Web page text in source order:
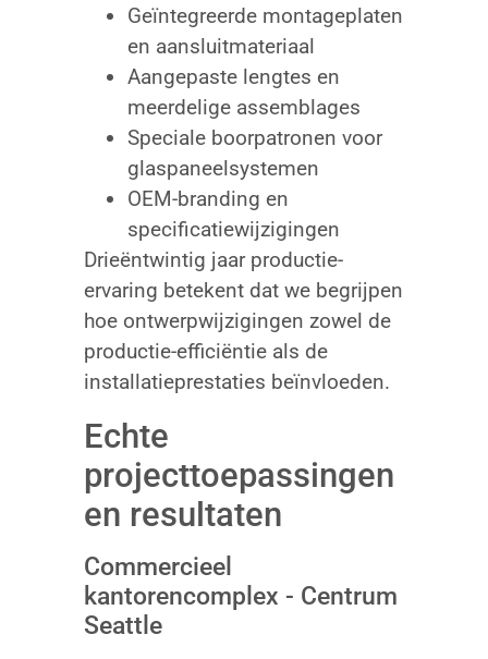
Geïntegreerde montageplaten
en aansluitmateriaal
Aangepaste lengtes en
meerdelige assemblages
Speciale boorpatronen voor
glaspaneelsystemen
OEM-branding en
specificatiewijzigingen
Drieëntwintig jaar productie-
ervaring betekent dat we begrijpen
hoe ontwerpwijzigingen zowel de
productie-efficiëntie als de
installatieprestaties beïnvloeden.
Echte
projecttoepassingen
en resultaten
Commercieel
kantorencomplex - Centrum
Seattle